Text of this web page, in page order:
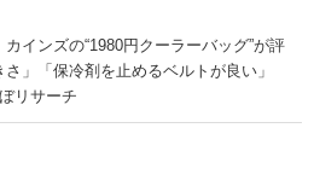
インズの“1980円クーラーバッグ”が評
」「保冷剤を止めるベルトが良い」
リサーチ